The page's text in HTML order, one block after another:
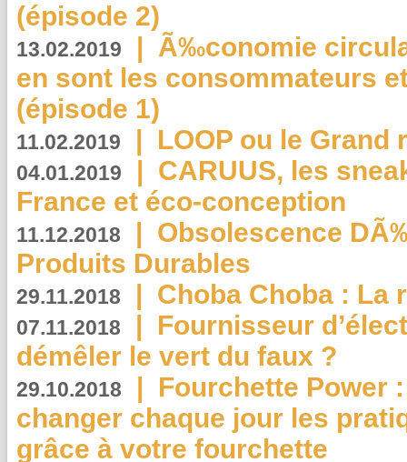
(épisode 2)
13.02.2019 | Ã‰conomie
en sont les consommateurs
(épisode 1)
11.02.2019 | LOOP ou le Grand
04.01.2019 | CARUUS, les
France et éco-conception
11.12.2018 | Obsolescence
Produits Durables
29.11.2018 | Choba Choba : La
07.11.2018 | Fournisseur
démêler le vert du faux ?
29.10.2018 | Fourchette Power
changer chaque jour les
grâce à votre fourchette